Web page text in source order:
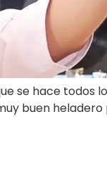
se hace todos
buen